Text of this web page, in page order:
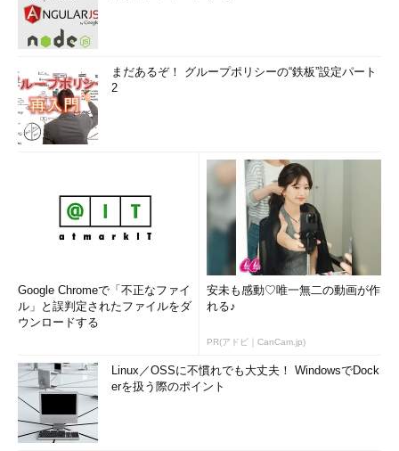
まだあるぞ！ グループポリシーの“鉄板”設定パート
2
Google Chromeで「不正なファイ
ル」と誤判定されたファイルをダ
ウンロードする
安未も感動♡唯一無二の動画が作
れる♪
PR(アドビ｜CanCam.jp)
Linux／OSSに不慣れでも大丈夫！ WindowsでDock
erを扱う際のポイント